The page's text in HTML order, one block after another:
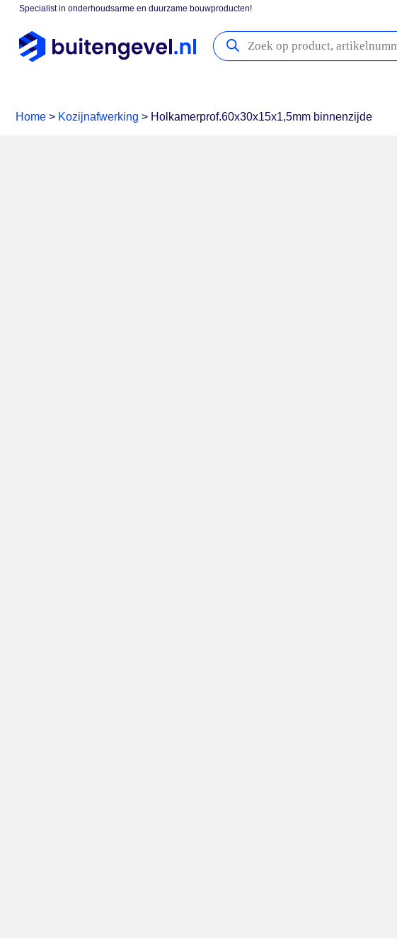
Specialist in onderhoudsarme en duurzame bouwproducten!
Home > Kozijnafwerking > Holkamerprof.60x30x15x1,5mm binnenzijde